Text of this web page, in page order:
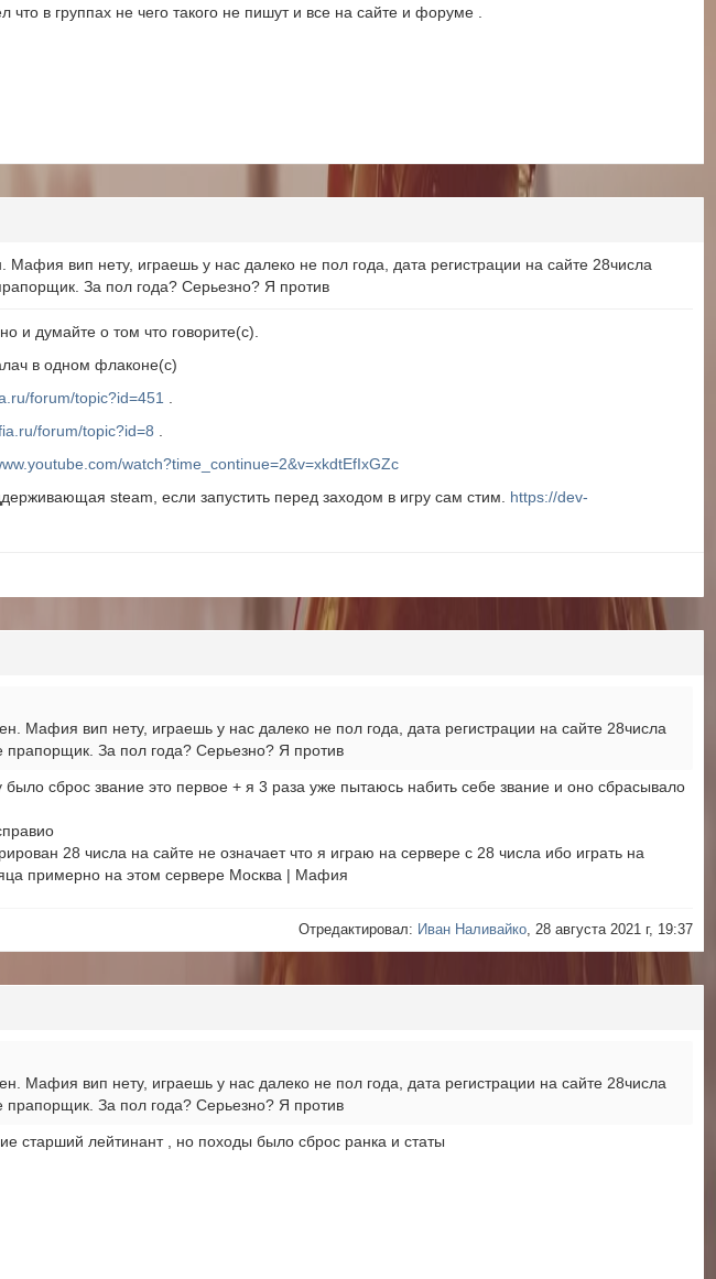
что в группах не чего такого не пишут и все на сайте и форуме .
вип нету, играешь у нас далеко не пол года, дата регистрации на сайте 28числа
За пол года? Серьезно? Я против
и думайте о том что говорите(с).
в одном флаконе(с)
forum/topic?id=451
forum/topic?id=8
watch?time_continue=2&v=xkdtEfIxGZc
steam, если запустить перед заходом в игру сам стим. https://dev-
Мафия вип нету, играешь у нас далеко не пол года, дата регистрации на сайте 28числа
прапорщик. За пол года? Серьезно? Я против
сброс звание это первое + я 3 раза уже пытаюсь набить себе звание и оно сбрасывало
28 числа на сайте не означает что я играю на сервере с 28 числа ибо играть на
примерно на этом сервере Москва | Мафия
Отредактировал: Иван Наливайко, 28 августа 2021 г, 19:37
Мафия вип нету, играешь у нас далеко не пол года, дата регистрации на сайте 28числа
прапорщик. За пол года? Серьезно? Я против
старший лейтинант , но походы было сброс ранка и статы